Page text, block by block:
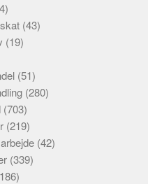
(43)
(19)
(51)
(280)
(703)
(219)
(42)
(339)